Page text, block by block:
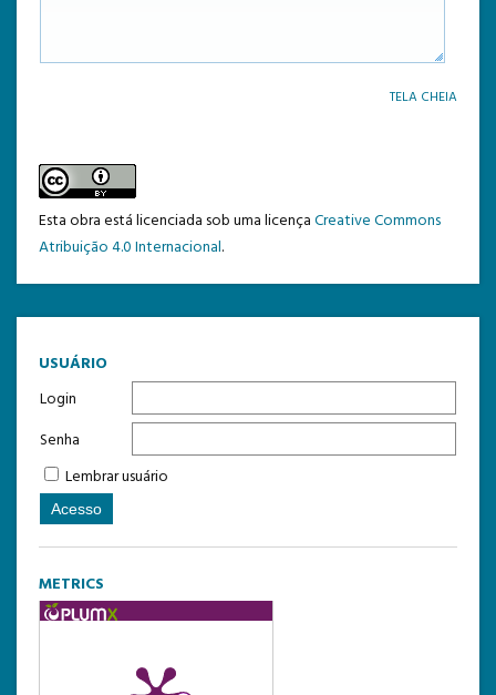
USUÁRIO
Login
Senha
Lembrar usuário
METRICS
TELA CHEIA
Esta obra está licenciada sob uma licençaCreative Commons
Atribuição 4.0 Internacional.